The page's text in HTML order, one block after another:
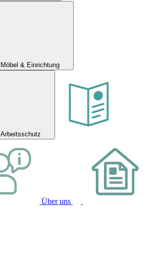
Möbel & Einrichtung
Arbeitsschutz
Über uns